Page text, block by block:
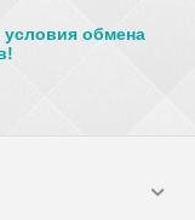
условия обмена